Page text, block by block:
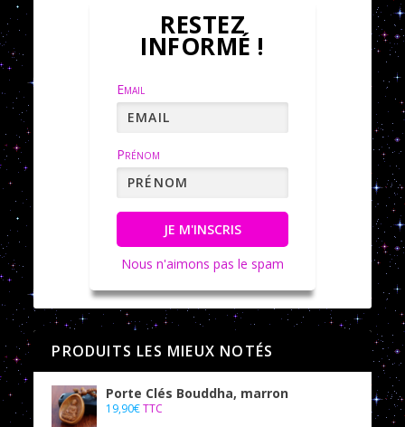
RESTEZ
INFORMÉ !
Email
Prénom
JE M'INSCRIS
Nous n'aimons pas le spam
PRODUITS LES MIEUX NOTÉS
Porte Clés Bouddha, marron
19,90€ TTC